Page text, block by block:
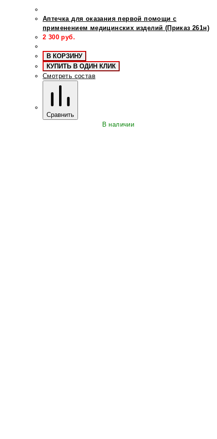
Аптечка для оказания первой помощи с
применением медицинских изделий (Приказ 261н)
2 300 руб.
В КОРЗИНУ
КУПИТЬ В ОДИН КЛИК
Смотреть состав
Сравнить
В наличии